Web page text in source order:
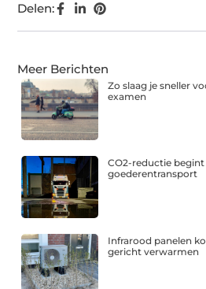
Delen:
Meer Berichten
Zo slaag je sneller
examen
CO2-reductie
goederentransport
Infrarood panelen
gericht verwarmen